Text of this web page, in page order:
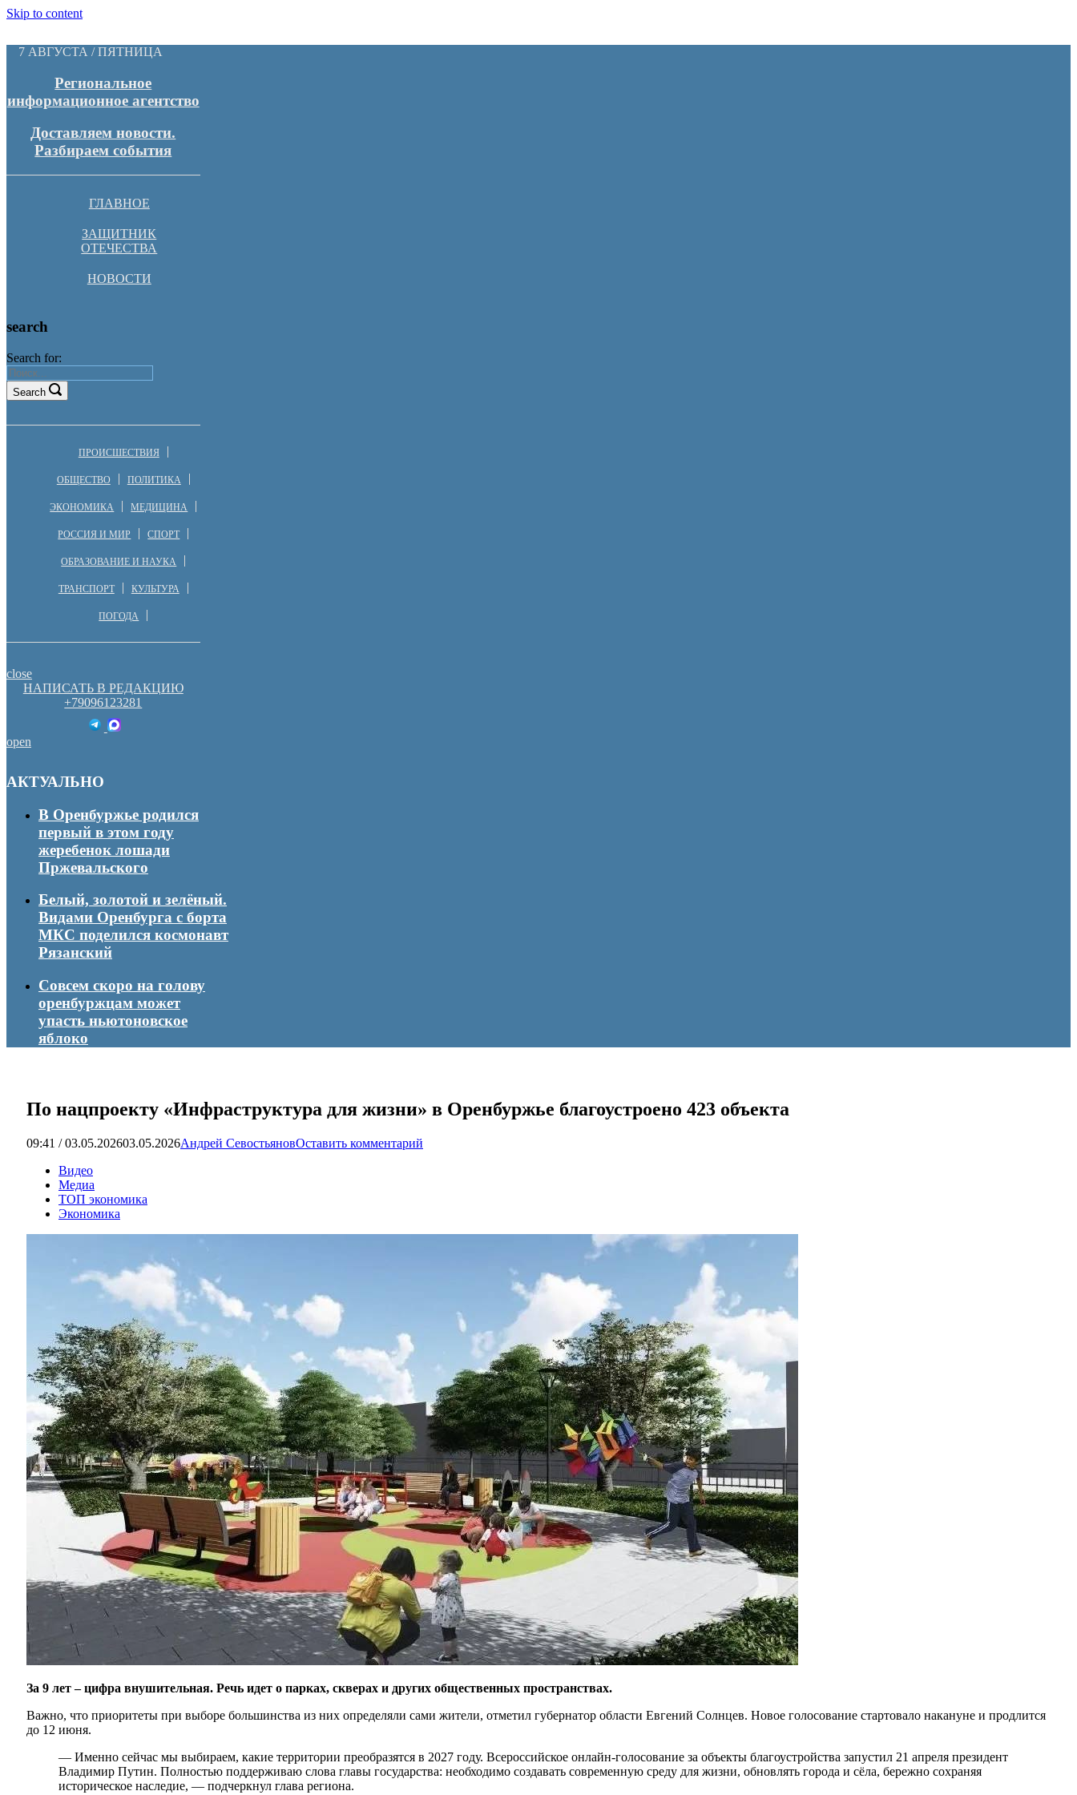
Skip to content
7 АВГУСТА / ПЯТНИЦА
Региональное
информационное агентство
Доставляем новости.
Разбираем события
ГЛАВНОЕ
ЗАЩИТНИК
ОТЕЧЕСТВА
НОВОСТИ
search
Search for:
Search
ПРОИСШЕСТВИЯ
ОБЩЕСТВО ПОЛИТИКА
ЭКОНОМИКА МЕДИЦИНА
РОССИЯ И МИР СПОРТ
ОБРАЗОВАНИЕ И НАУКА
ТРАНСПОРТ КУЛЬТУРА
ПОГОДА
close
НАПИСАТЬ В РЕДАКЦИЮ
+79096123281
open
АКТУАЛЬНО
В Оренбуржье родился
первый в этом году
жеребенок лошади
Пржевальского
Белый, золотой и зелёный.
Видами Оренбурга с борта
МКС поделился космонавт
Рязанский
Совсем скоро на голову
оренбуржцам может
упасть ньютоновское
яблоко
По нацпроекту «Инфраструктура для жизни» в Оренбуржье благоустроено 423 объекта
09:41 / 03.05.202603.05.2026Андрей СевостьяновОставить комментарий
Видео
Медиа
ТОП экономика
Экономика
За 9 лет – цифра внушительная. Речь идет о парках, скверах и других общественных пространствах.
Важно, что приоритеты при выборе большинства из них определяли сами жители, отметил губернатор области Евгений Солнцев. Новое голосование стартовало накануне и продлится
до 12 июня.
— Именно сейчас мы выбираем, какие территории преобразятся в 2027 году. Всероссийское онлайн-голосование за объекты благоустройства запустил 21 апреля президент
Владимир Путин. Полностью поддерживаю слова главы государства: необходимо создавать современную среду для жизни, обновлять города и сёла, бережно сохраняя
историческое наследие, — подчеркнул глава региона.